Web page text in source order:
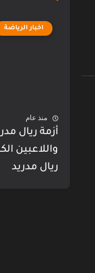
اخبار الرياضة
منذ عام
أزمة ريال
واللاعبين
ريال مدريد